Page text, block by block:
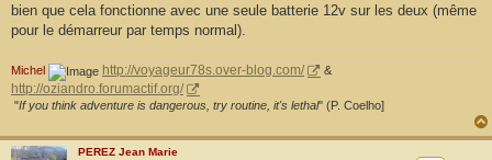
a
g
bien que cela fonctionne avec une seule batterie 12v sur les deux (même
pour le démarreur par temps normal).
Michel http://voyageur78s.over-blog.com/
&
http://oziandro.forumactif.org/
"If you think adventure is dangerous, try routine, it's lethal" (P. Coelho]
PEREZ Jean Marie